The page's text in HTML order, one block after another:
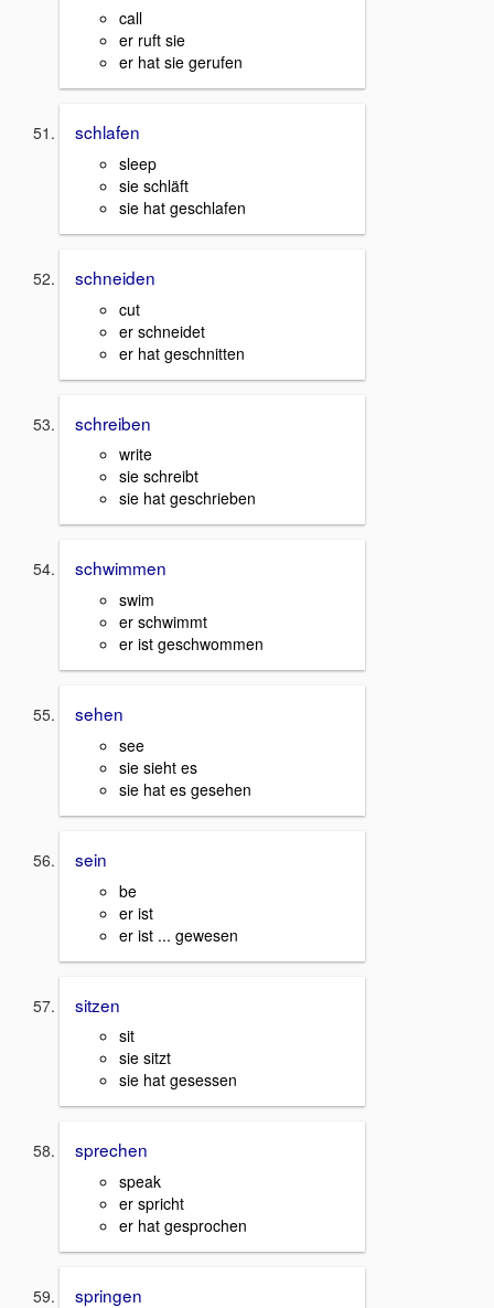
call
er ruft sie
er hat sie gerufen
schlafen
sleep
sie schläft
sie hat geschlafen
schneiden
cut
er schneidet
er hat geschnitten
schreiben
write
sie schreibt
sie hat geschrieben
schwimmen
swim
er schwimmt
er ist geschwommen
sehen
see
sie sieht es
sie hat es gesehen
sein
be
er ist
er ist ... gewesen
sitzen
sit
sie sitzt
sie hat gesessen
sprechen
speak
er spricht
er hat gesprochen
springen